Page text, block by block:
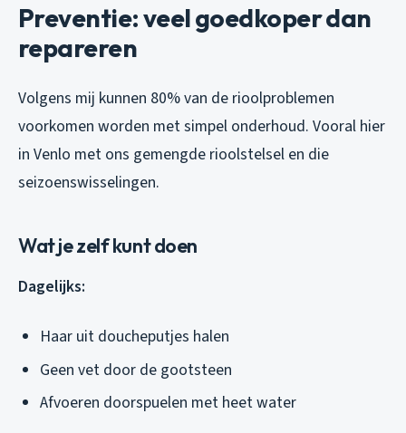
Preventie: veel goedkoper dan
repareren
Volgens mij kunnen 80% van de rioolproblemen
voorkomen worden met simpel onderhoud. Vooral hier
in Venlo met ons gemengde rioolstelsel en die
seizoenswisselingen.
Wat je zelf kunt doen
Dagelijks:
Haar uit doucheputjes halen
Geen vet door de gootsteen
Afvoeren doorspuelen met heet water